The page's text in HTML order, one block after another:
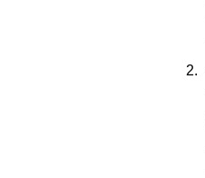
2.